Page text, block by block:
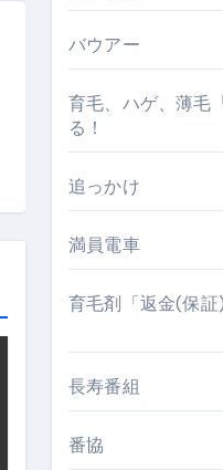
容 #健康 #雑学 #ナレー
・選び方・洗い方・Q&Aま
室に最適解を出す快眠ガ
体幹”を育てる選び方＆続
現する究極の旅術
新しいサプリ体験
ドブック
バウアー
育毛、ハゲ、薄毛
る！
追っかけ
満員電車
育毛剤「返金(保証
長寿番組
番協